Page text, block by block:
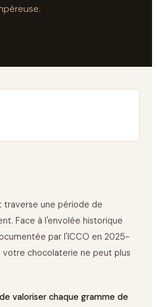
traverse une période de
Face à l'envolée historique
par l'ICCO en 2025-
votre chocolaterie ne peut plus
valoriser chaque gramme de